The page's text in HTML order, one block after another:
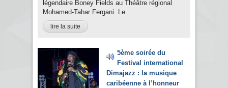
légendaire Boney Fields au Théâtre régional
Mohamed-Tahar Fergani. Le...
lire la suite
5ème soirée du
Festival international
Dimajazz : la musique
caribéenne à l’honneur